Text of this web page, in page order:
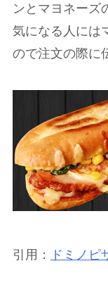
ンとマヨネーズ
気になる人には
ので注文の際に
引用： ドミノピ